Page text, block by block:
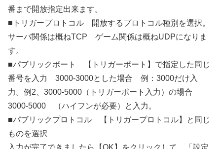
番まで開放指定出来ます。
■トリガープロトコル 開放するプロトコル種別を選択。
サーバ関係は概ねTCP ゲーム関係は概ねUDPになりま
す。
■パブリックポート 【トリガーポート】で指定した同じ
番号を入力 3000-3000とした場合 例：3000だけ入
力。例2、3000-5000（トリガーポート入力）の場合
3000-5000 （ハイフンが必要）と入力。
■パブリックプロトコル 【トリガープロトコル】と同じ
ものを選択
入力が完了できましたら【OK】をクリックして、「設定